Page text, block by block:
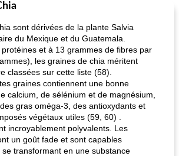
miche de thé au chocolat amer, à la lavande et à la banane gâteau aux fruits sans sucre
sont dérivées de la plante Salvia
du Mexique et du Guatemala.
et à 13 grammes de fibres par
les graines de chia méritent
classées sur cette liste (58).
graines contiennent une bonne
calcium, de sélénium et de magnésium,
gras oméga-3, des antioxydants et
végétaux utiles (59, 60) .
incroyablement polyvalents. Les
un goût fade et sont capables
transformant en une substance